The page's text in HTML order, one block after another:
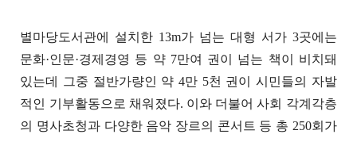
별마당도서관에 설치한 13m가 넘는 대형 서가 3곳에는
문화·인문·경제경영 등 약 7만여 권이 넘는 책이 비치돼
있는데 그중 절반가량인 약 4만 5천 권이 시민들의 자발
적인 기부활동으로 채워졌다. 이와 더불어 사회 각계각층
의 명사초청과 다양한 음악 장르의 콘서트 등 총 250회가